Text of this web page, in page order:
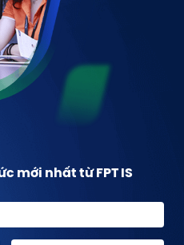
mới nhất từ FPT IS